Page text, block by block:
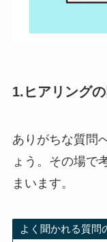
1.ヒアリング
ありがちな質問
ょう。その場で
まいます。
よく聞かれる質問